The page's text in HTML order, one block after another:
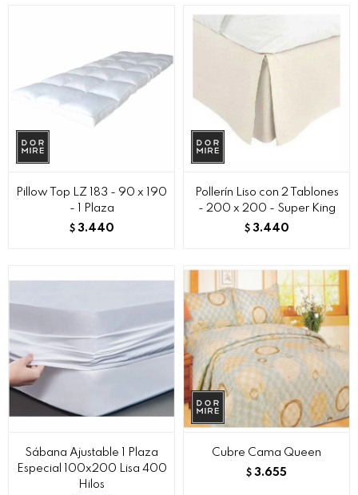
Pillow Top LZ 183 - 90 x 190
- 1 Plaza
$ 3.440
Pollerín Liso con 2 Tablones
- 200 x 200 - Super King
$ 3.440
Sábana Ajustable 1 Plaza
Especial 100x200 Lisa 400
Hilos
Cubre Cama Queen
$ 3.655